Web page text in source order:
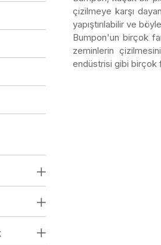
çizilmeye karşı
yapıştırılabilir ve
Bumpon'un birçok
zeminlerin
endüstrisi gibi birçok